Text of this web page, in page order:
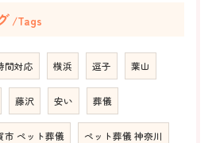
Tags
間対応 横浜 逗子 葉山
藤沢 安い 葬儀
市 ペット葬儀 ペット葬儀 神奈川